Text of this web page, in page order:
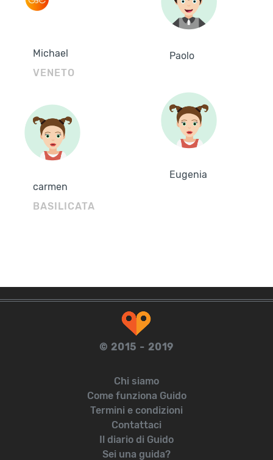
Michael
VENETO
carmen
BASILICATA
Paolo
Eugenia
© 2015 - 2019
Chi siamo
Come funziona Guido
Termini e condizioni
Contattaci
Il diario di Guido
Sei una guida?